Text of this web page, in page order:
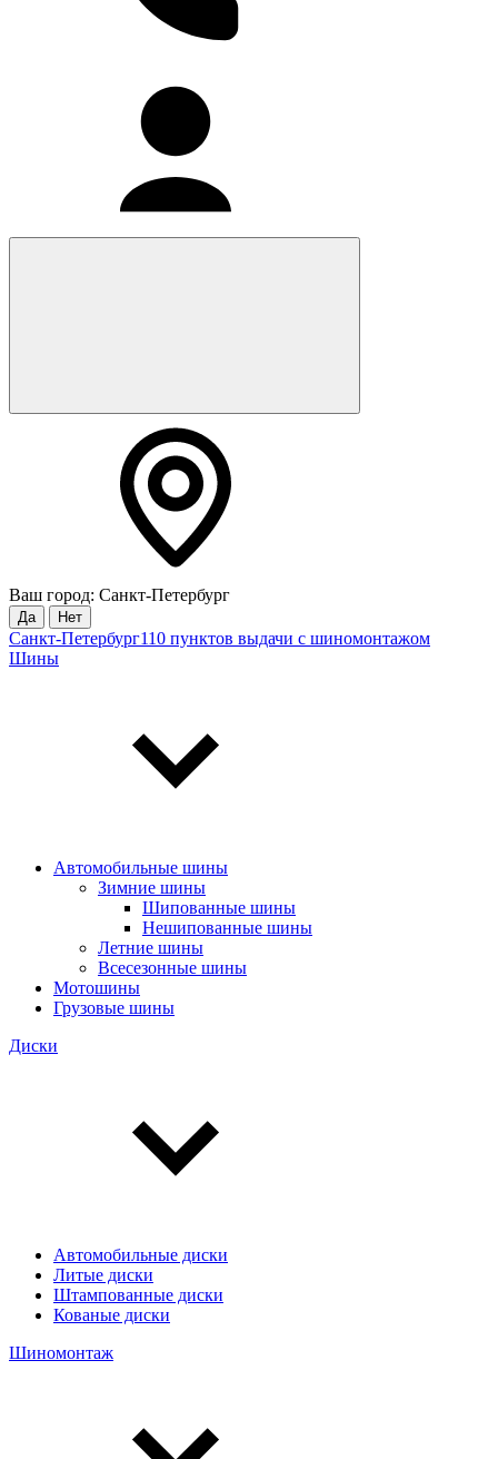
Ваш город: Санкт-Петербург
Да Нет
Санкт-Петербург110 пунктов выдачи с шиномонтажом
Шины
Автомобильные шины
Зимние шины
Шипованные шины
Нешипованные шины
Летние шины
Всесезонные шины
Мотошины
Грузовые шины
Диски
Автомобильные диски
Литые диски
Штампованные диски
Кованые диски
Шиномонтаж